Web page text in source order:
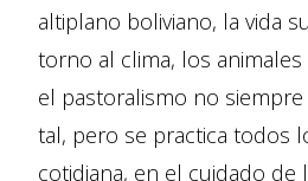
altiplano boliviano, la vida
torno al clima, los
el pastoralismo no
tal, pero se practica todos
cotidiana, en el cuidado de